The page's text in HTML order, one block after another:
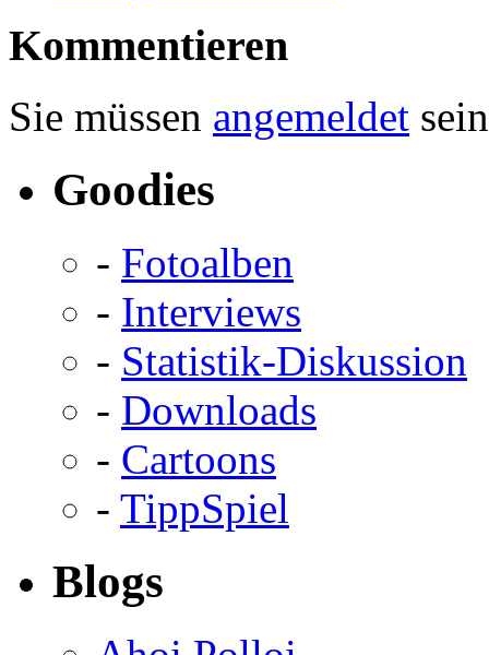
Kommentieren
Sie müssen angemeldet
Goodies
- Fotoalben
- Interviews
- Statistik-Diskussion
- Downloads
- Cartoons
- TippSpiel
Blogs